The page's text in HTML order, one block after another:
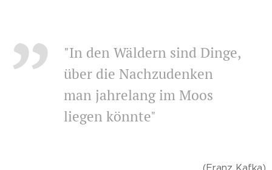
"In den Wäldern sind Dinge,
über die Nachzudenken
man jahrelang im Moos
liegen könnte"
(Franz Kafka)